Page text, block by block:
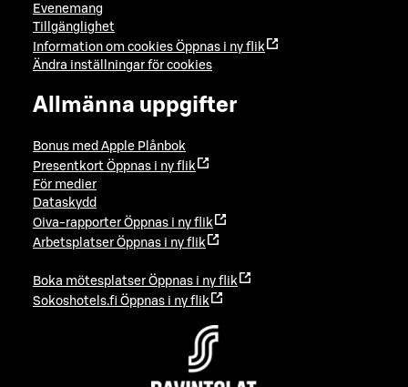
Evenemang
Tillgänglighet
Information om cookies Öppnas i ny flik
Ändra inställningar för cookies
Allmänna uppgifter
Bonus med Apple Plånbok
Presentkort Öppnas i ny flik
För medier
Dataskydd
Oiva-rapporter Öppnas i ny flik
Arbetsplatser Öppnas i ny flik
Boka mötesplatser Öppnas i ny flik
Sokoshotels.fi Öppnas i ny flik